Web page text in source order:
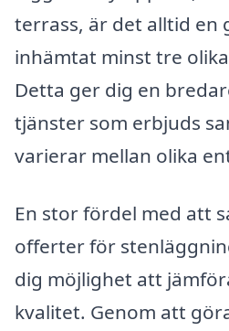
terrass, är det alltid en
inhämtat minst tre
Detta ger dig en
tjänster som erbjuds
varierar mellan olika
En stor fördel med att
offerter för
dig möjlighet att
kvalitet. Genom att